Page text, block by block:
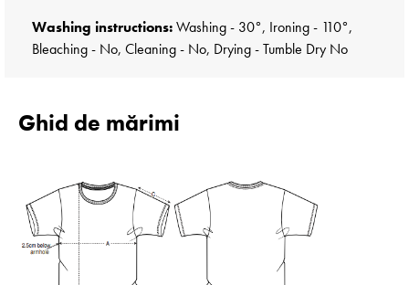
Washing instructions:Washing - 30°, Ironing - 110°,
Bleaching - No, Cleaning - No, Drying - Tumble Dry No
Ghid de mărimi